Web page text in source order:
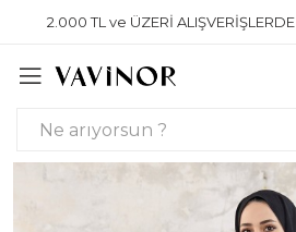
2.000 TL ve ÜZERİ ALIŞVERİŞLERDE